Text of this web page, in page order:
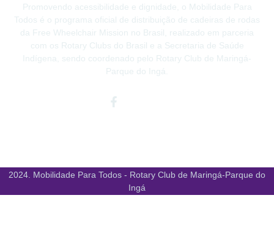
Promovendo acessibilidade e dignidade, o Mobilidade Para
Todos é o programa oficial de distribuição de cadeiras de rodas
da Free Wheelchair Mission no Brasil, realizado em parceria
com os Rotary Clubs do Brasil e a Secretaria de Saúde
Indígena, sendo coordenado pelo Rotary Club de Maringá-
Parque do Ingá.
Facebook-
2024. Mobilidade Para Todos - Rotary Club de Maringá-Parque do
Ingá